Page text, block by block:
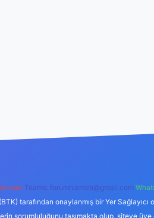
Teams: forumhizmeti@gmail.com
tarafından onaylanmış bir Yer
sorumluluğunu taşımakta olup, siteye